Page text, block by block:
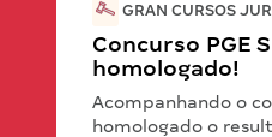
GRAN CURSOS
Concurso PGE
homologado!
Acompanhando o
homologado o